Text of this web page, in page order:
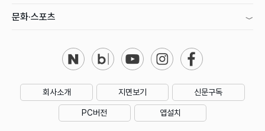
문화·스포츠
회사소개 지면보기 신문구독
PC버전 앱설치